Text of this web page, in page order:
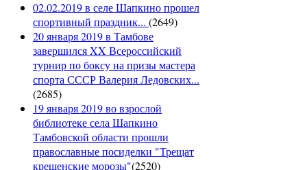
02.02.2019 в селе Шапкино прошел
спортивный праздник... (2649)
20 января 2019 в Тамбове
завершился XX Всероссийский
турнир по боксу на призы мастера
спорта СССР Валерия Ледовских...
(2685)
19 января 2019 во взрослой
библиотеке села Шапкино
Тамбовской области прошли
православные посиделки "Трещат
крещенские морозы"(2520)